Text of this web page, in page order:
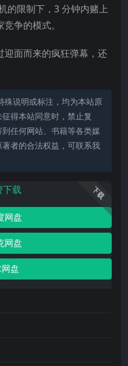
的限制下，3 分钟内赌上
争的模式。
迎面而来的疯狂弹幕，还
殊说明或标注，均为本站原
得本站同意时，禁止复
任何网站、书籍等各类媒
者的合法权益，可联系我
下载
下载
网盘
网盘
网盘